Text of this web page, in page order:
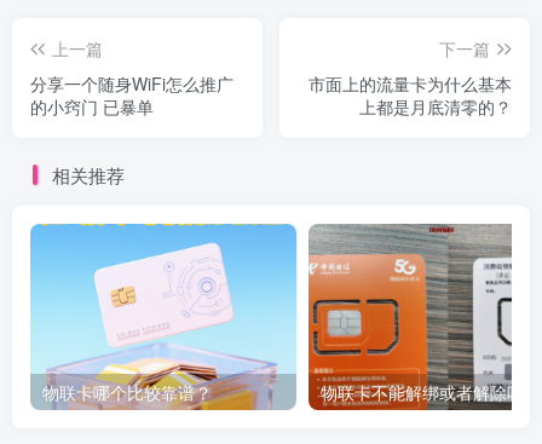
上一篇
分享一个随身WiFi怎么推广
的小窍门 已暴单
下一篇
市面上的流量卡为什么基本
上都是月底清零的？
相关推荐
物联卡哪个比较靠谱？ 物联卡不能解绑或者解除吗？